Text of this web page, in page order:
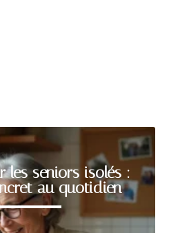
les seniors isolés :
au quotidien